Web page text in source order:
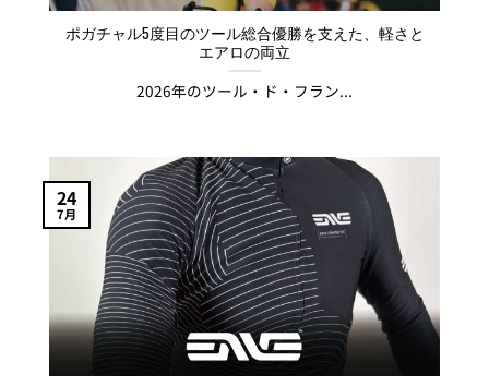
ポガチャル5度目のツール総合優勝を支えた、軽さと
エアロの両立
2026年のツール・ド・フラン...
24
7月